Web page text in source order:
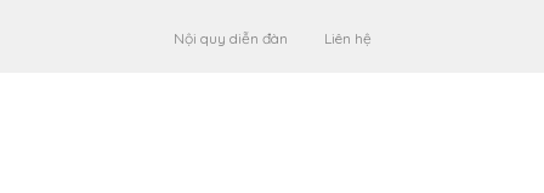
Nội quy diễn đàn Liên hệ